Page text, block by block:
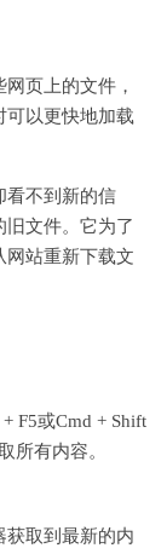
页上的文件，
可以更快地加载
看不到新的信
文件。它为了
网站重新下载文
F5或Cmd + Shift
所有内容。
获取到最新的内